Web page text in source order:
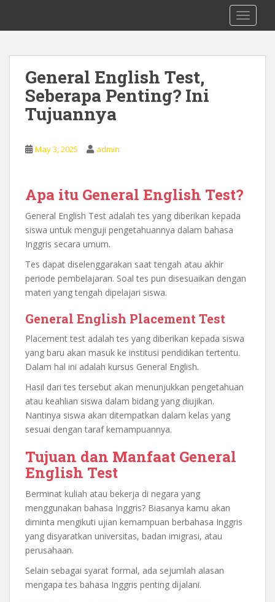
i
0878 8705 9305 Kursus Bahasa Inggis
dari Dasar Untuk Pemula Mataram
General English Test,
Seberapa Penting? Ini
Tujuannya
May 3, 2025 admin
Apa itu General English Test?
General English Test adalah tes yang diberikan kepada
siswa untuk menguji pengetahuannya dalam bahasa
Inggris secara umum.
Tes dapat diselenggarakan saat tengah atau akhir
periode pembelajaran. Soal tes pun disesuaikan dengan
materi yang tengah dipelajari siswa.
General English Placement Test
Placement test adalah tes yang diberikan kepada siswa
yang baru akan masuk ke institusi pendidikan tertentu.
Dalam hal ini adalah kursus General English.
Hasil dari tes tersebut akan menunjukkan pengetahuan
atau keahlian siswa dalam bidang yang diujikan.
Nantinya siswa akan ditempatkan dalam kelas yang
sesuai dengan taraf kemampuannya.
Tujuan dan Manfaat General
English Test
Berminat kuliah atau bekerja di negara yang
menggunakan bahasa Inggris? Biasanya kamu akan
diminta mengikuti ujian kemampuan berbahasa Inggris
yang disyaratkan universitas, badan imigrasi, atau
perusahaan.
Selain sebagai syarat formal, ada sejumlah alasan
mengapa tes bahasa Inggris penting dijalani.